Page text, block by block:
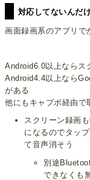
対応してないんだ
画面録画系のアプリで
Android6.0以上ならス
Android4.4以上なら
がある
他にもキャプボ経由
スクリーン録画
になるのでタッ
て音声消そう
別途
できなくも